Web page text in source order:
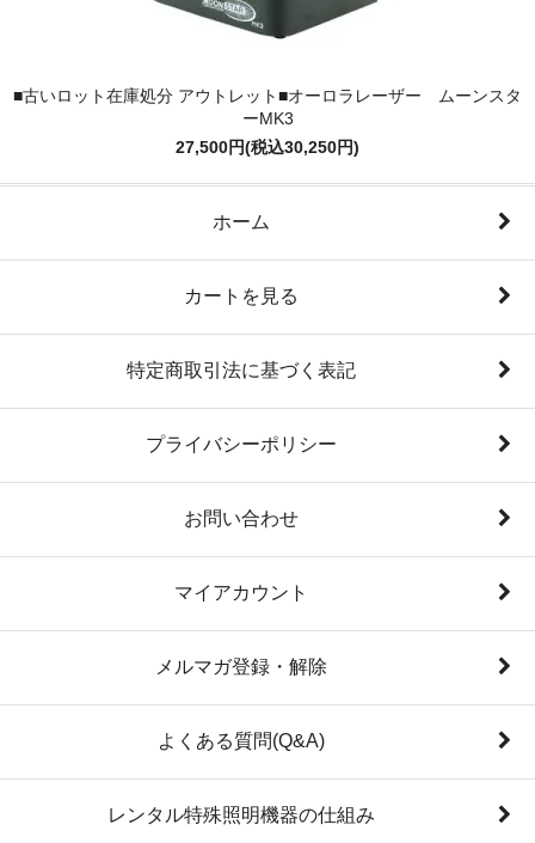
■古いロット在庫処分 アウトレット■オーロラレーザー ムーンスタ
ーMK3
27,500円(税込30,250円)
ホーム
カートを見る
特定商取引法に基づく表記
プライバシーポリシー
お問い合わせ
マイアカウント
メルマガ登録・解除
よくある質問(Q&A)
レンタル特殊照明機器の仕組み